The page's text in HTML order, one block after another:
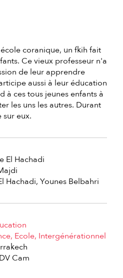
coranique, un fkih fait
Ce vieux professeur n'a
de leur apprendre
aussi à leur éducation
à ces tous jeunes enfants à
les uns les autres. Durant
eux.
El Hachadi
Hachadi Younes Belbahri
Ecole Intergénérationnel
DV Cam